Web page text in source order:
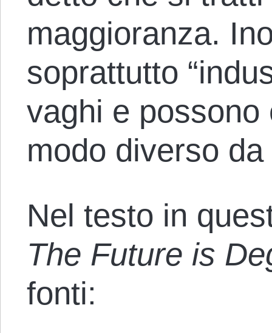
maggioranza.
soprattutto
vaghi e
modo diverso
Nel testo in
The Future is
fonti: